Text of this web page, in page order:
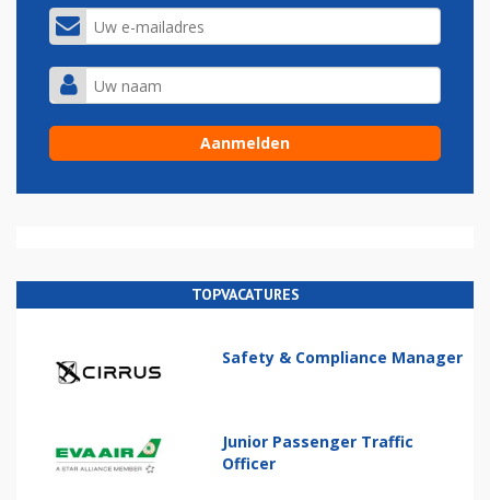
TOPVACATURES
Safety & Compliance Manager
Junior Passenger Traffic
Officer